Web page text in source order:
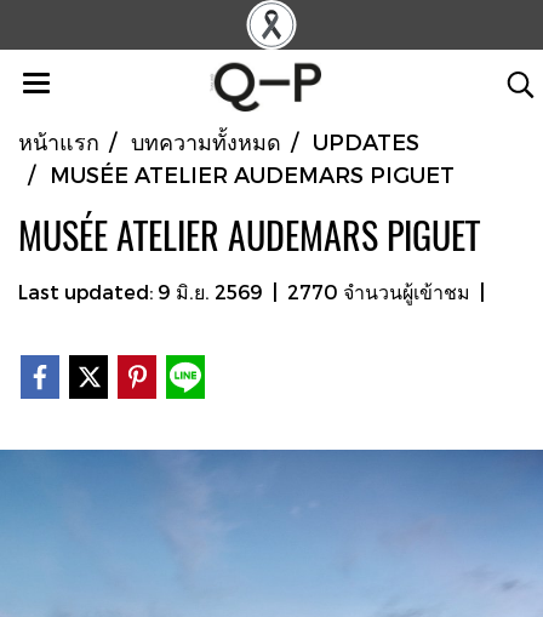
หน้าแรก บทความทั้งหมด
UPDATES
MUSÉE ATELIER AUDEMARS PIGUET
MUSÉE ATELIER AUDEMARS PIGUET
Last updated: 9 มิ.ย. 2569 2770 จำนวนผู้เข้าชม